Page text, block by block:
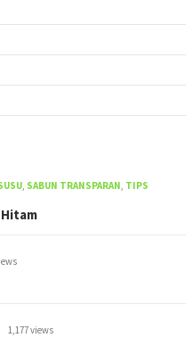
SABUN TRANSPARAN TIPS
1,177 views